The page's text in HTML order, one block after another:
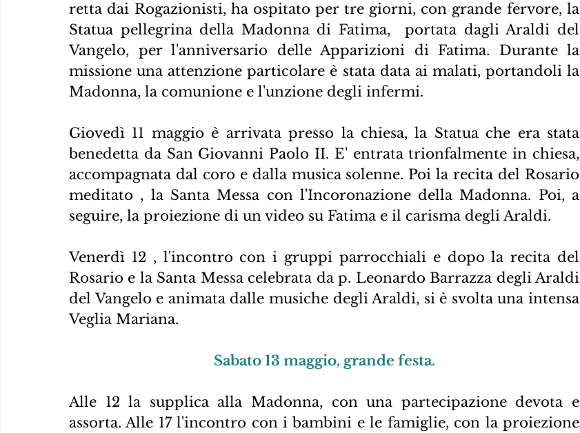
retta dai Rogazionisti, ha ospitato per tre giorni, con grande fervore, la
Statua pellegrina della Madonna di Fatima,  portata dagli Araldi del
Vangelo, per l'anniversario delle Apparizioni di Fatima. Durante la
missione una attenzione particolare è stata data ai malati, portandoli la
Madonna, la comunione e l'unzione degli infermi.
Giovedì 11 maggio è arrivata presso la chiesa, la Statua che era stata
benedetta da San Giovanni Paolo II. E' entrata trionfalmente in chiesa,
accompagnata dal coro e dalla musica solenne. Poi la recita del Rosario
meditato , la Santa Messa con l'Incoronazione della Madonna. Poi, a
seguire, la proiezione di un video su Fatima e il carisma degli Araldi.
Venerdì 12 , l'incontro con i gruppi parrocchiali e dopo la recita del
Rosario e la Santa Messa celebrata da p. Leonardo Barrazza degli Araldi
del Vangelo e animata dalle musiche degli Araldi, si è svolta una intensa
Veglia Mariana.
Sabato 13 maggio, grande festa.
Alle 12 la supplica alla Madonna, con una partecipazione devota e
assorta. Alle 17 l'incontro con i bambini e le famiglie, con la proiezione